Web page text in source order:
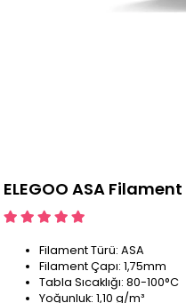
ELEGOO ASA
Filament Türü: ASA
Filament Çapı: 1,75mm
Tabla Sıcaklığı: 80-100°C
Yoğunluk: 1,10 g/m³